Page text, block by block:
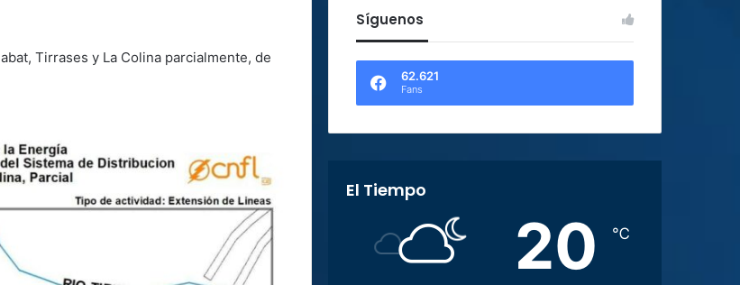
Tirrases y La Colina parcialmente, de
Síguenos
62.621
Fans
El Tiempo
20 ℃